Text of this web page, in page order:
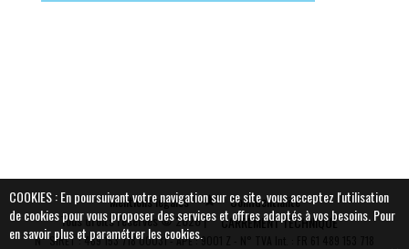
Mentions légales
Confidentialité
Tous droits réservés © 2026 |
CARREMENT TECHNIQUE
N° SIRET : 489 153 718 00031 - APE : 9001 Z - N° TVA Int. : FR 61 489 153 718
COOKIES : En poursuivant votre navigation sur ce site, vous acceptez l'utilisation
de cookies pour vous proposer des services et offres adaptés à vos besoins. Pour
en savoir plus et paramétrer les cookies.